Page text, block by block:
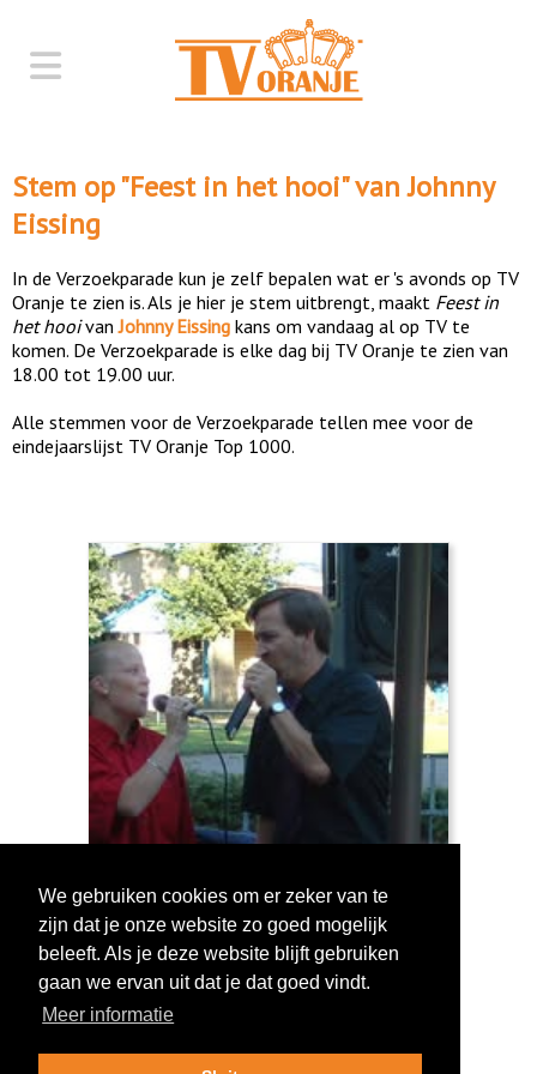
Stem op "Feest in het hooi" vanJohnny
Eissing
In de Verzoekparade kun je zelf bepalen wat er 's avonds op TV
Oranje te zien is. Als je hier je stem uitbrengt, maakt Feest in
het hooivanJohnny Eissing kans om vandaag al op TV te
komen. De Verzoekparade is elke dag bij TV Oranje te zien van
18.00 tot 19.00 uur.
Alle stemmen voor de Verzoekparade tellen mee voor de
eindejaarslijst TV Oranje Top 1000.
Log in om te stemmen!
We gebruiken cookies om er zeker van te
zijn dat je onze website zo goed mogelijk
beleeft. Als je deze website blijft gebruiken
gaan we ervan uit dat je dat goed vindt.
Meer informatie